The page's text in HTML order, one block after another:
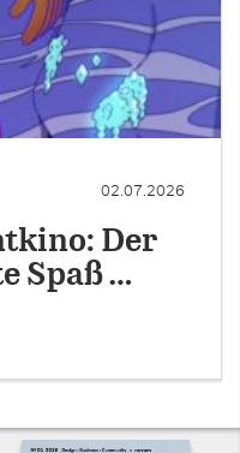
02.07.2026
Der
Spaß …